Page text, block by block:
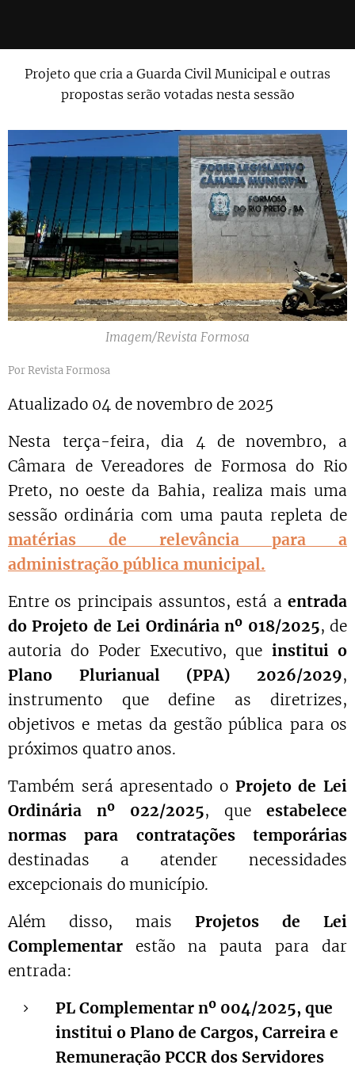
Projeto que cria a Guarda Civil Municipal e outras
propostas serão votadas nesta sessão
Imagem/Revista Formosa
Por Revista Formosa
Atualizado 04 de novembro de 2025
Nesta terça-feira, dia 4 de novembro, a
Câmara de Vereadores de Formosa do Rio
Preto, no oeste da Bahia, realiza mais uma
sessão ordinária com uma pauta repleta de
matérias de relevância para a
administração pública municipal.
Entre os principais assuntos, está a entrada
do Projeto de Lei Ordinária nº 018/2025, de
autoria do Poder Executivo, que institui o
Plano Plurianual (PPA) 2026/2029,
instrumento que define as diretrizes,
objetivos e metas da gestão pública para os
próximos quatro anos.
Também será apresentado o Projeto de Lei
Ordinária nº 022/2025, que estabelece
normas para contratações temporárias
destinadas a atender necessidades
excepcionais do município.
Além disso, mais Projetos de Lei
Complementar estão na pauta para dar
entrada:
PL Complementar nº 004/2025, que
institui o Plano de Cargos, Carreira e
Remuneração PCCR dos Servidores